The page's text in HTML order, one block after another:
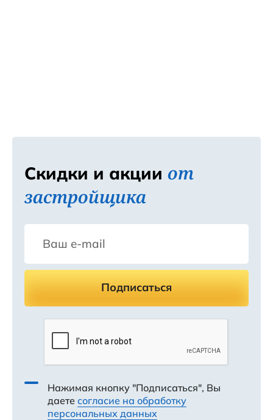
Скидки и акции от
застройщика
Подписаться
Нажимая кнопку "Подписаться", Вы
даете согласие на обработку
персональных данных